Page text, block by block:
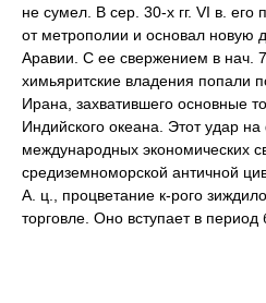
не сумел. В сер. 30-х гг. VI в. его
от метрополии и основал новую
Аравии. С ее свержением в нач.
химьяритские владения попали
Ирана, захватившего основные
Индийского океана. Этот удар
международных экономических
средиземноморской античной
А. ц., процветание к-рого
торговле. Оно вступает в период